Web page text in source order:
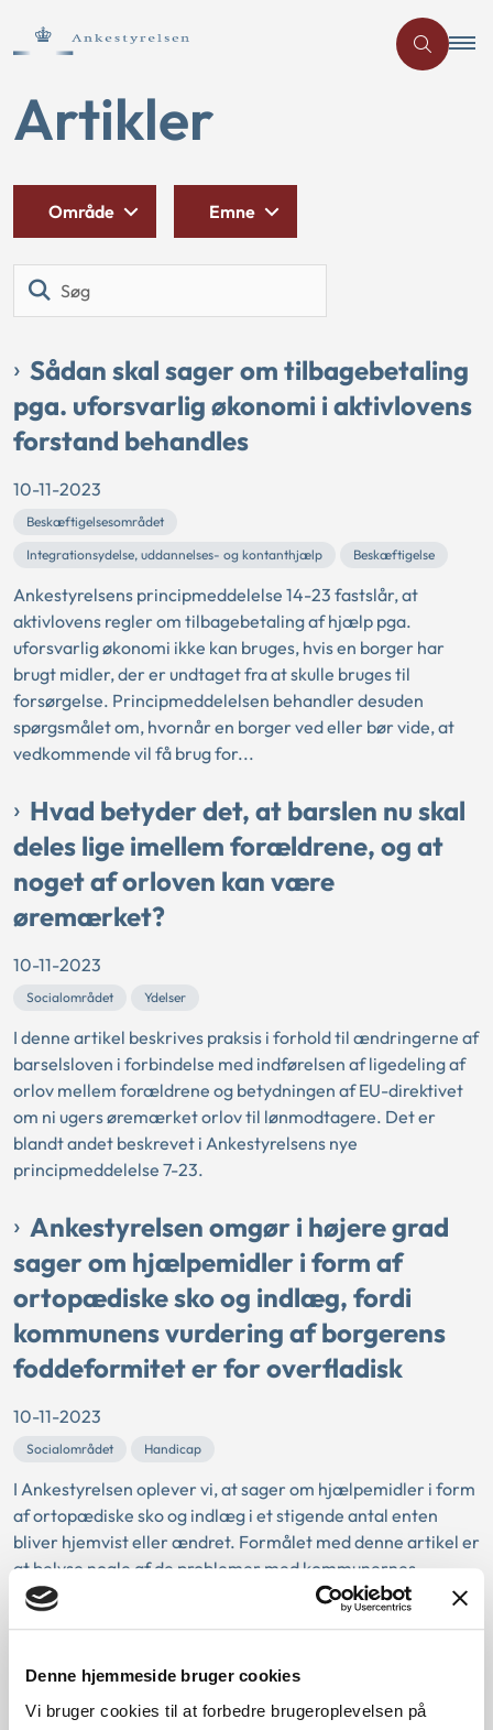
Denne hjemmeside bruger cookies
Vi bruger cookies til at forbedre brugeroplevelsen på
Artikler
Område Emne
Sådan skal sager om tilbagebetaling
pga. uforsvarlig økonomi i aktivlovens
forstand behandles
10-11-2023
Beskæftigelsesområdet
Integrationsydelse, uddannelses- og kontanthjælp
Beskæftigelse
Ankestyrelsens principmeddelelse 14-23 fastslår, at
aktivlovens regler om tilbagebetaling af hjælp pga.
uforsvarlig økonomi ikke kan bruges, hvis en borger har
brugt midler, der er undtaget fra at skulle bruges til
forsørgelse. Principmeddelelsen behandler desuden
spørgsmålet om, hvornår en borger ved eller bør vide, at
vedkommende vil få brug for...
Hvad betyder det, at barslen nu skal
deles lige imellem forældrene, og at
noget af orloven kan være
øremærket?
10-11-2023
Socialområdet Ydelser
I denne artikel beskrives praksis i forhold til ændringerne af
barselsloven i forbindelse med indførelsen af ligedeling af
orlov mellem forældrene og betydningen af EU-direktivet
om ni ugers øremærket orlov til lønmodtagere. Det er
blandt andet beskrevet i Ankestyrelsens nye
principmeddelelse 7-23.
Ankestyrelsen omgør i højere grad
sager om hjælpemidler i form af
ortopædiske sko og indlæg, fordi
kommunens vurdering af borgerens
foddeformitet er for overfladisk
10-11-2023
Socialområdet Handicap
I Ankestyrelsen oplever vi, at sager om hjælpemidler i form
af ortopædiske sko og indlæg i et stigende antal enten
bliver hjemvist eller ændret. Formålet med denne artikel er
at belyse nogle af de problemer med kommunernes
sagsoplysning og vurdering, som vi oftest møder i praksis
Ny principmeddelelse: Kommunen